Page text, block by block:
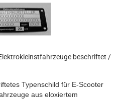
beschriftet /
Typenschild für E-Scooter
aus eloxiertem